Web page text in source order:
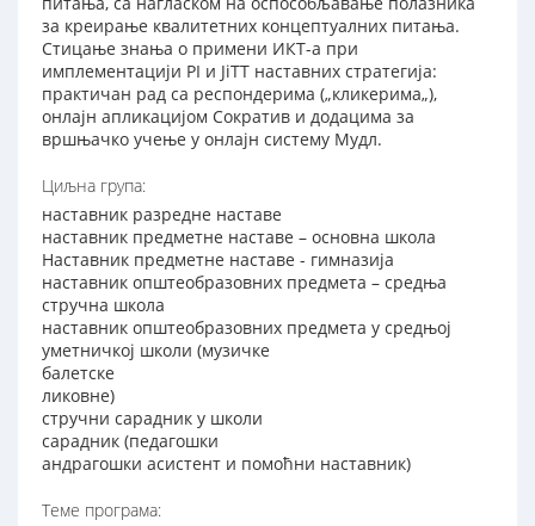
за креирање квалитетних концептуалних питања.
Стицање знања о примени ИКТ-а при
имплементацији PI и JiTT наставних стратегија:
практичан рад са респондерима („кликерима„),
онлајн апликацијом Сократив и додацима за
вршњачко учење у онлајн систему Мудл.
Циљна група:
наставник разредне наставе
наставник предметне наставе – основна школа
Наставник предметне наставе - гимназија
наставник општеобразовних предмета – средња
стручна школа
наставник општеобразовних предмета у средњој
уметничкој школи (музичке
балетске
ликовне)
стручни сарадник у школи
сарадник (педагошки
андрагошки асистент и помоћни наставник)
Теме програма: